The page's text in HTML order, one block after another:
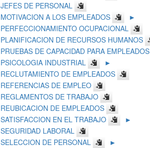
JEFES DE PERSONAL
MOTIVACION A LOS EMPLEADOS
►
PERFECCIONAMIENTO OCUPACIONAL
PLANIFICACION DE RECURSOS HUMANOS
PRUEBAS DE CAPACIDAD PARA EMPLEADOS
PSICOLOGIA INDUSTRIAL
►
RECLUTAMIENTO DE EMPLEADOS
REFERENCIAS DE EMPLEO
REGLAMENTOS DE TRABAJO
REUBICACION DE EMPLEADOS
SATISFACCION EN EL TRABAJO
►
SEGURIDAD LABORAL
SELECCION DE PERSONAL
►